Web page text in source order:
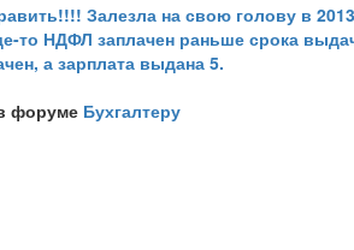
Залезла на свою голову в 2013
то НДФЛ заплачен раньше срока
а зарплата выдана 5.
форуме Бухгалтеру